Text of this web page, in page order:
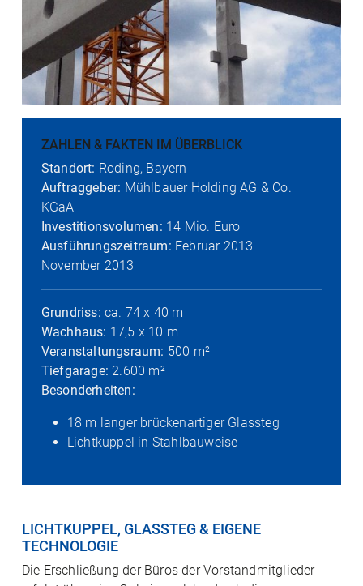
ZAHLEN & FAKTEN IM ÜBERBLICK
Standort: Roding, Bayern
Auftraggeber: Mühlbauer Holding AG & Co.
KGaA
Investitionsvolumen: 14 Mio. Euro
Ausführungszeitraum: Februar 2013 –
November 2013
Grundriss: ca. 74 x 40 m
Wachhaus: 17,5 x 10 m
Veranstaltungsraum: 500 m²
Tiefgarage: 2.600 m²
Besonderheiten:
18 m langer brückenartiger Glassteg
Lichtkuppel in Stahlbauweise
LICHTKUPPEL, GLASSTEG & EIGENE
TECHNOLOGIE
Die Erschließung der Büros der Vorstandmitglieder